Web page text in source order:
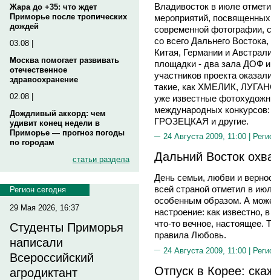
Жара до +35: что ждет
Приморье после тропических
дождей
03.08 |
Москва помогает развивать
отечественное
здравоохранение
02.08 |
Дождливый аккорд: чем
удивит конец недели в
Приморье — прогноз погоды
по городам
статьи раздела
Регион сегодня
29 Мая 2026, 16:37
Студенты Приморья
написали
Всероссийский
агродиктант
Владивосток в июле
мероприятий,
современной фотографии,
со всего Дальнего
Китая, Германии и
площадки - два зала ДОФ
участников проекта
такие, как ХМЕЛИК,
уже известные
международных
ГРОЗЕЦКАЯ и другие.
24 Августа 2009, 11:00 |
Дальний Восток
День семьи, любви и
всей страной отметил в
особенным образом. А
настроение: как известно,
что-то вечное, настоящее.
правила Любовь.
24 Августа 2009, 11:00 |
Отпуск в Корее: